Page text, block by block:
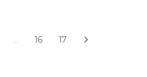
… 16 17